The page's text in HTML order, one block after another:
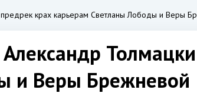
крах карьерам Светланы Лободы и Веры
и Веры Брежневой